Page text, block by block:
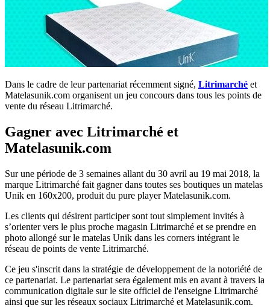
Dans le cadre de leur partenariat récemment signé, Litrimarché et
Matelasunik.com organisent un jeu concours dans tous les points de
vente du réseau Litrimarché.
Gagner avec Litrimarché et
Matelasunik.com
Sur une période de 3 semaines allant du 30 avril au 19 mai 2018, la
marque Litrimarché fait gagner dans toutes ses boutiques un matelas
Unik en 160x200, produit du pure player Matelasunik.com.
Les clients qui désirent participer sont tout simplement invités à
s’orienter vers le plus proche magasin Litrimarché et se prendre en
photo allongé sur le matelas Unik dans les corners intégrant le
réseau de points de vente Litrimarché.
Ce jeu s'inscrit dans la stratégie de développement de la notoriété de
ce partenariat. Le partenariat sera également mis en avant à travers la
communication digitale sur le site officiel de l'enseigne Litrimarché
ainsi que sur les réseaux sociaux Litrimarché et Matelasunik.com.